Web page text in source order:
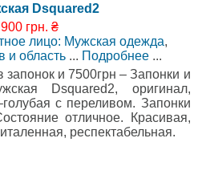
Dsquared2
грн. ₴
лицо: Мужская одежда,
и область ... Подробнее ...
запонок и 7500грн – Запонки и
Dsquared2, оригинал,
с переливом. Запонки
отличное. Красивая,
респектабельная.